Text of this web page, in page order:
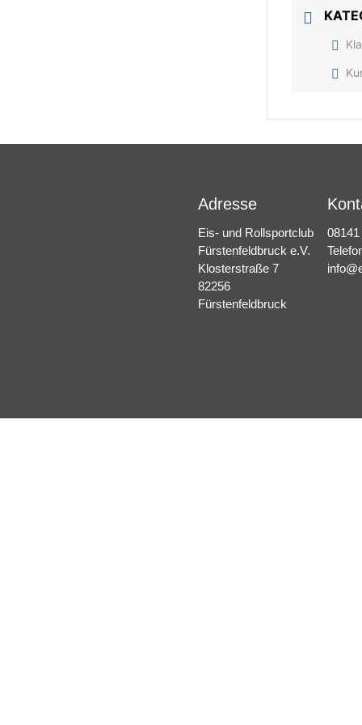
Adresse
Eis- und Rollsportclub
Fürstenfeldbruck e.V.
Klosterstraße 7
82256
Fürstenfeldbruck